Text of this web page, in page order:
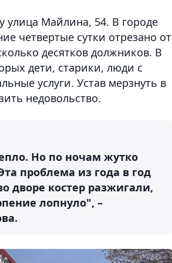
улица Майлина, 54. В городе
четвертые сутки отрезано от
десятков должников. В
дети, старики, люди с
услуги. Устав мерзнуть в
недовольство.
Но по ночам жутко
проблема из года в год
дворе костер разжигали,
лопнуло", –